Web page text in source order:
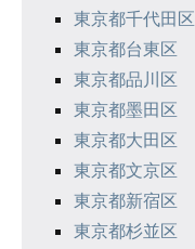
東京都千代田区
東京都台東区
東京都品川区
東京都墨田区
東京都大田区
東京都文京区
東京都新宿区
東京都杉並区